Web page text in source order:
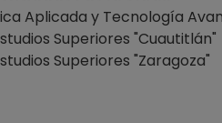
Facultad de Estudios
Desde 01-10-2019 hasta
PROFESOR ASIGNATURA
Facultad de Estudios
Aplicada y Tecnología
Superiores "Cuautitlán"
Superiores "Zaragoza"